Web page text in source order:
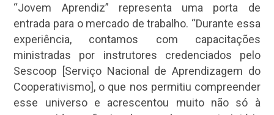
“Jovem Aprendiz” representa uma porta de
entrada para o mercado de trabalho. “Durante essa
experiência, contamos com capacitações
ministradas por instrutores credenciados pelo
Sescoop [Serviço Nacional de Aprendizagem do
Cooperativismo], o que nos permitiu compreender
esse universo e acrescentou muito não só à